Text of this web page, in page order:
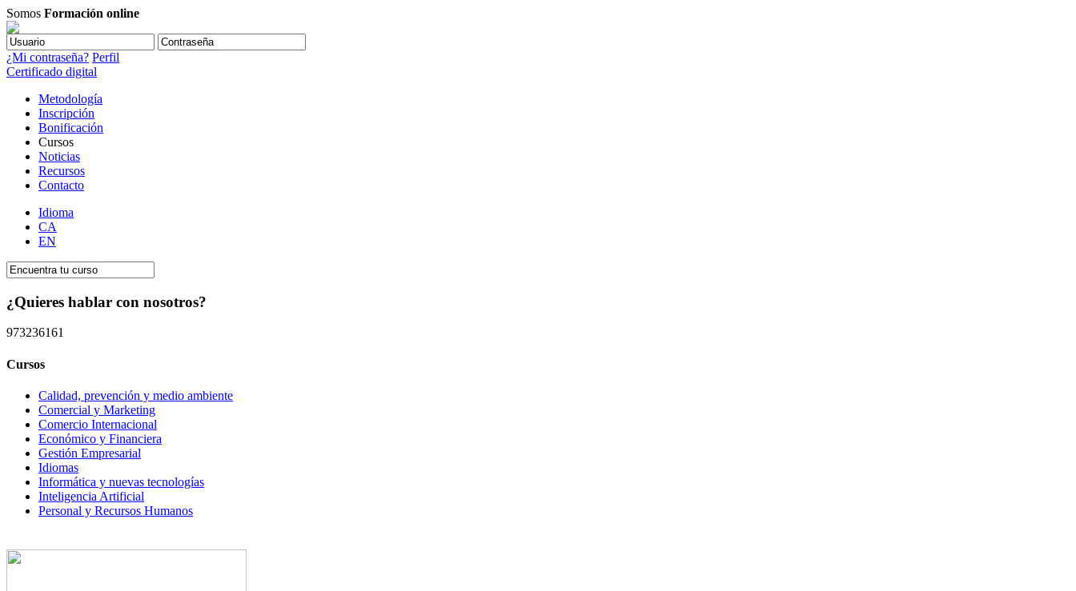
Somos Formación online
¿Mi contraseña? Perfil
Certificado digital
Metodología
Inscripción
Bonificación
Cursos
Noticias
Recursos
Contacto
Idioma
CA
EN
¿Quieres hablar con nosotros?
973236161
Cursos
Calidad, prevención y medio ambiente
Comercial y Marketing
Comercio Internacional
Económico y Financiera
Gestión Empresarial
Idiomas
Informática y nuevas tecnologías
Inteligencia Artificial
Personal y Recursos Humanos